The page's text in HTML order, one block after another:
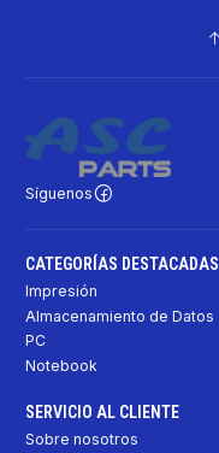
Síguenos
CATEGORÍAS DESTACADAS
Impresión
Almacenamiento de Datos
PC
Notebook
SERVICIO AL CLIENTE
Sobre nosotros